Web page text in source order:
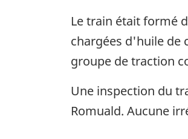
Le train était formé
chargées d'huile de
groupe de traction
Une inspection du
Romuald. Aucune